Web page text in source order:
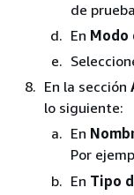
de
En Modo
En la sección
lo siguiente:
En
Por
En Tipo